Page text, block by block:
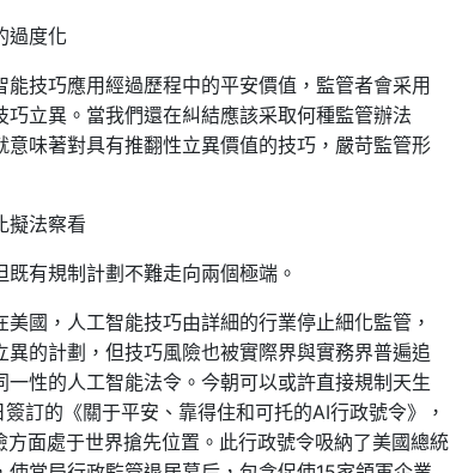
過度化
技巧應用經過歷程中的平安價值，監管者會采用
立異。當我們還在糾結應該采取何種監管辦法
味著對具有推翻性立異價值的技巧，嚴苛監管形
擬法察看
有規制計劃不難走向兩個極端。
國，人工智能技巧由詳細的行業停止細化監管，
的計劃，但技巧風險也被實際界與實務界普遍追
性的人工智能法令。今朝可以或許直接規制天生
訂的《關于平安、靠得住和可托的AI行政號令》，
面處于世界搶先位置。此行政號令吸納了美國總統